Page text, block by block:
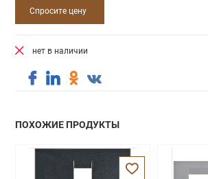
Спросите цену
нет в наличии
ПОХОЖИЕ ПРОДУКТЫ